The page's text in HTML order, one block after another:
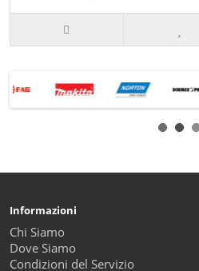
Informazioni
Chi Siamo
Dove Siamo
Condizioni del Servizio